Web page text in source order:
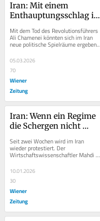
Iran: Mit einem
Enthauptungsschlag ist
Mit dem Tod des Revolutionsführers
Ali Chamenei könnten sich im Iran
neue politische Spielräume ergeben.
Aber das Regime ist nicht am Ende.
Den...
05.03.2026
70
Wiener
Zeitung
Iran: Wenn ein Regime
die Schergen nicht
Seit zwei Wochen wird im Iran
wieder protestiert. Der
Wirtschaftswissenschaftler Mahdi
WZ die Achillesferse des...
10.01.2026
30
Wiener
Zeitung